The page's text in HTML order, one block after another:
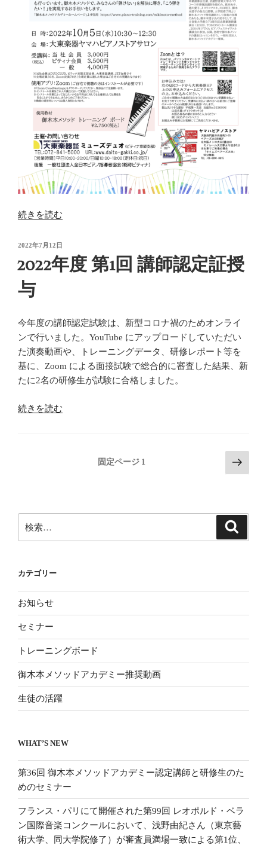
“2022
10
5
日
御
木
本
メ
ソ
ド
せ”
の
続きを読む
投
日:
2022年7月12日
2022年度 第1回 講師認定証授
与
今年度の講師認定試験は、新型コロナ禍のためオンライ
ンで行いました。YouTube にアップロードしていただい
た演奏動画や、トレーニングデータ、研修レポート等を
基に、Zoom による面接試験で総合的に審査した結果、新
たに2名の研修生が試験に合格しました。
“2022
与”
の
続きを読む
ー
ジ
り
固定ページ 1
次
の
ジ
索:
カテゴリー
お知らせ
セミナー
トレーニングボード
御木本メソッドアカデミー推奨動画
生徒の活躍
WHAT’S NEW
第36回 御木本メソッドアカデミー認定講師と研修生のた
めのセミナー
フランス・パリにて開催された第99回 レオポルド・ベラ
ン国際音楽コンクールにおいて、浅野由紀さん（東京藝
術大学、同大学院修了）が審査員満場一致による第1位、